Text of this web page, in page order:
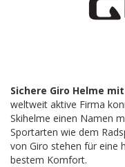
Sichere Giro Helme
weltweit aktive Firma
Skihelme einen Namen
Sportarten wie dem
von Giro stehen für eine
bestem Komfort.